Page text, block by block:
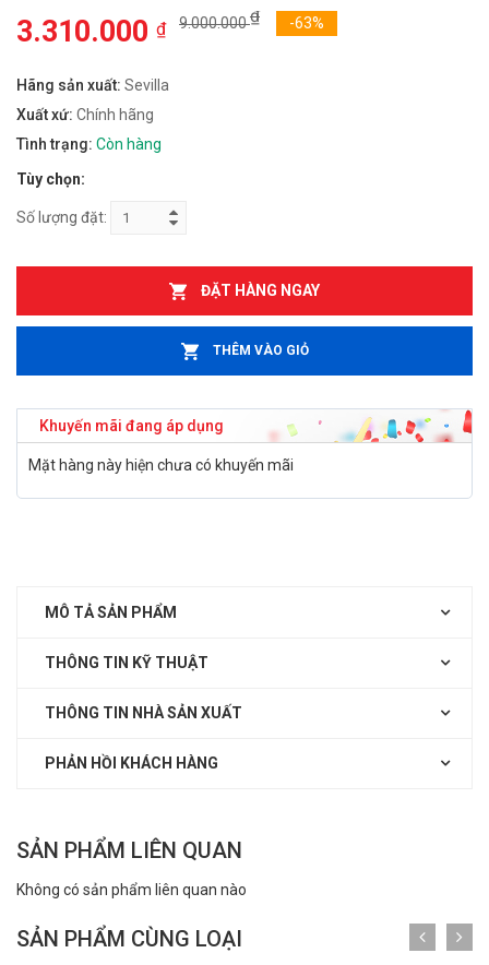
3.310.000 ₫ 9.000.000₫ -63%
Hãng sản xuất: Sevilla
Xuất xứ: Chính hãng
Tình trạng: Còn hàng
Tùy chọn:
Số lượng đặt:
ĐẶT HÀNG NGAY
THÊM VÀO GIỎ
Khuyến mãi đang áp dụng
Mặt hàng này hiện chưa có khuyến mãi
MÔ TẢ SẢN PHẨM
THÔNG TIN KỸ THUẬT
THÔNG TIN NHÀ SẢN XUẤT
PHẢN HỒI KHÁCH HÀNG
SẢN PHẨM LIÊN QUAN
Không có sản phẩm liên quan nào
SẢN PHẨM CÙNG LOẠI